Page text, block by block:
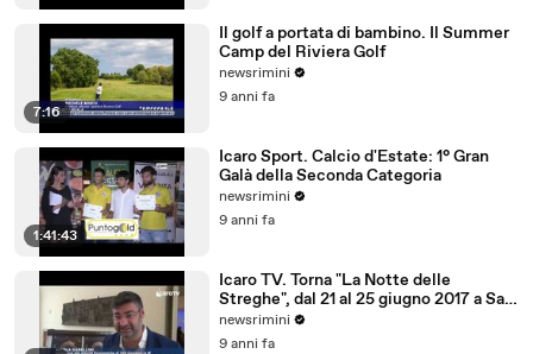
7:16
Il golf a portata di bambino. Il Summer
Camp del Riviera Golf
newsrimini
9 anni fa
1:41:43
Icaro Sport. Calcio d'Estate: 1° Gran
Galà della Seconda Categoria
newsrimini
9 anni fa
Icaro TV. Torna "La Notte delle
Streghe", dal 21 al 25 giugno 2017 a San
Giovanni in M
newsrimini
9 anni fa